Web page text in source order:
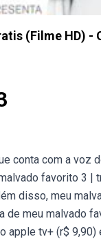
(Filme HD) -
conta com a voz
favorito 3 |
disso, meu
de meu malvado
apple tv+ (r$